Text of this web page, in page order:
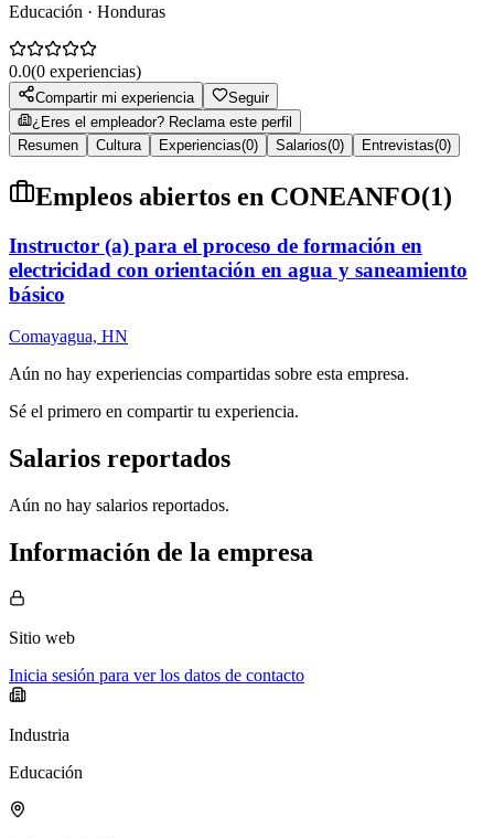
Educación · Honduras
0.0(0 experiencias)
Compartir mi experiencia
Seguir
¿Eres el empleador? Reclama este perfil
Resumen
Cultura Experiencias(0) Salarios(0) Entrevistas(0)
Empleos abiertos en CONEANFO(1)
Instructor (a) para el proceso de formación en
electricidad con orientación en agua y saneamiento
básico
Comayagua, HN
Aún no hay experiencias compartidas sobre esta empresa.
Sé el primero en compartir tu experiencia.
Salarios reportados
Aún no hay salarios reportados.
Información de la empresa
Sitio web
Inicia sesión para ver los datos de contacto
Industria
Educación